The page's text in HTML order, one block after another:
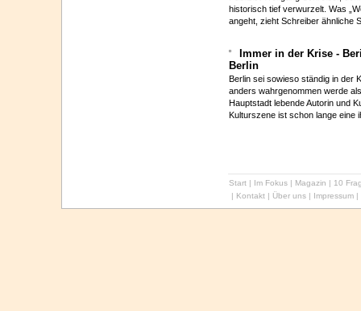
historisch tief verwurzelt. Was
angeht, zieht Schreiber ähnliche
Immer in der Krise -
Berlin
Berlin sei sowieso ständig in der
anders wahrgenommen werde
Hauptstadt lebende Autorin und
Kulturszene ist schon lange eine
Start | Im Fokus | Magazin | 10
| Kontakt | Über uns | Impressum |